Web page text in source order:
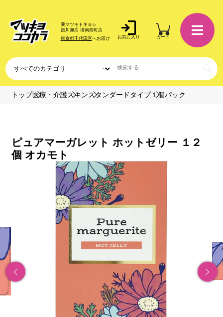
薬マツモトキヨシ
吉川旭店 堺南島町店
東京都千代田区へお届け お気に入り カート
トップ医療・介護 スキン スタンダードタイプ１個パック
ピュアマーガレット ホットゼリー １２
個 オカモト